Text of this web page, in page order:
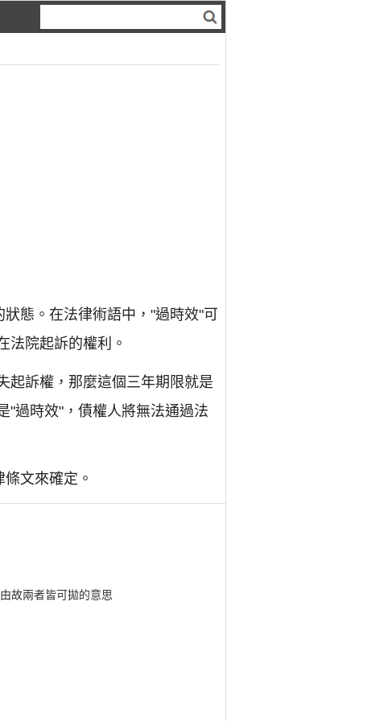
態。在法律術語中，"過時效"可
法院起訴的權利。
起訴權，那麼這個三年期限就是
"過時效"，債權人將無法通過法
文來確定。
故兩者皆可拋的意思